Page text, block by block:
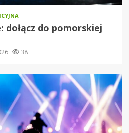
dołącz do pomorskiej
38